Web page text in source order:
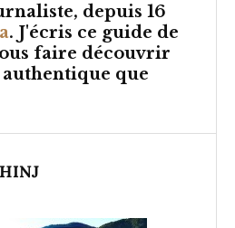
depuis 16
. J'écris ce guide de
faire découvrir
que